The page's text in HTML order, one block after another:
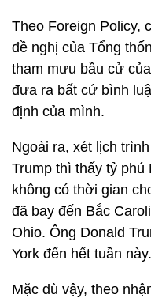
Theo Foreign Policy,
đề nghị của Tổng
tham mưu bầu cử
đưa ra bất cứ bình
định của mình.
Ngoài ra, xét lịch
Trump thì thấy tỷ phú
không có thời gian
đã bay đến Bắc
Ohio. Ông Donald
York đến hết tuần này.
Mặc dù vậy, theo